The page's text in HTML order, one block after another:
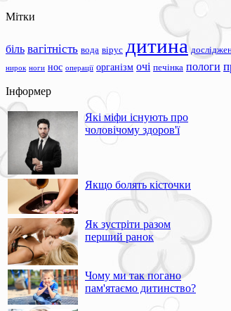
Мітки
біль вагітність вода вірус дитина
нирок ноги нос операції організм очі печінка пологи
Інформер
Які міфи існують про
чоловічому здоров'ї
Якщо болять кісточки
Як зустріти разом
перший ранок
Чому ми так погано
пам'ятаємо дитинство?